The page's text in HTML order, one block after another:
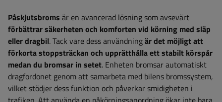
Påskjutsbroms är en avancerad lösning som avsevärt
förbättrar säkerheten och komforten vid körning med släp
eller dragbil. Tack vare dess användningär det möjligt att
förkorta stoppsträckan och upprätthålla ett stabilt körspår
medan du bromsar in setet. Enheten bromsar automatiskt
dragfordonet genom att samarbeta med bilens bromssystem,
vilket stödjer dess funktion och påverkar smidigheten i